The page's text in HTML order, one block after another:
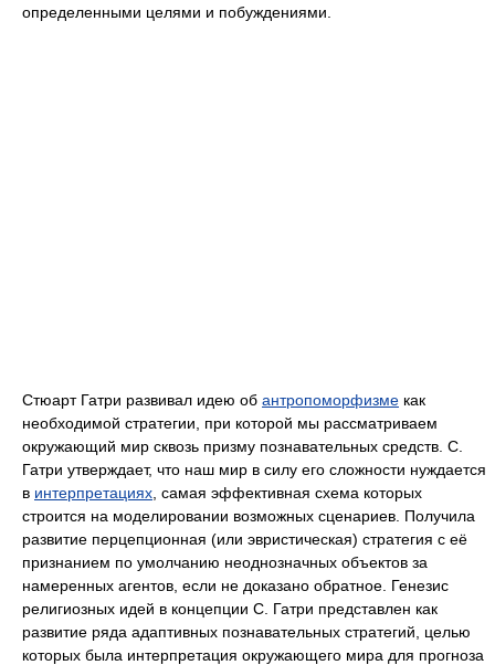
определенными целями и побуждениями.
Стюарт Гатри развивал идею об антропоморфизме как
необходимой стратегии, при которой мы рассматриваем
окружающий мир сквозь призму познавательных средств. С.
Гатри утверждает, что наш мир в силу его сложности нуждается
в интерпретациях , самая эффективная схема которых
строится на моделировании возможных сценариев. Получила
развитие перцепционная (или эвристическая) стратегия с её
признанием по умолчанию неоднозначных объектов за
намеренных агентов, если не доказано обратное. Генезис
религиозных идей в концепции С. Гатри представлен как
развитие ряда адаптивных познавательных стратегий, целью
которых была интерпретация окружающего мира для прогноза